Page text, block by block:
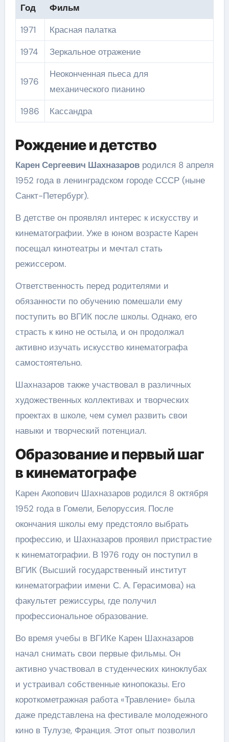
Год
Фильм
1971
Красная палатка
1974
Зеркальное отражение
1976
Неоконченная пьеса для
механического пианино
1986
Кассандра
Рождение и детство
Карен Сергеевич Шахназаровродился 8 апреля
1952 года в ленинградском городе СССР (ныне
Санкт-Петербург).
В детстве он проявлял интерес к искусству и
кинематографии. Уже в юном возрасте Карен
посещал кинотеатры и мечтал стать
режиссером.
Ответственность перед родителями и
обязанности по обучению помешали ему
поступить во ВГИК после школы. Однако, его
страсть к кино не остыла, и он продолжал
активно изучать искусство кинематографа
самостоятельно.
Шахназаров также участвовал в различных
художественных коллективах и творческих
проектах в школе, чем сумел развить свои
навыки и творческий потенциал.
Образование и первый шаг
в кинематографе
Карен Акопович Шахназаров родился 8 октября
1952 года в Гомели, Белоруссия. После
окончания школы ему предстояло выбрать
профессию, и Шахназаров проявил пристрастие
к кинематографии. В 1976 году он поступил в
ВГИК (Высший государственный институт
кинематографии имени С. А. Герасимова) на
факультет режиссуры, где получил
профессиональное образование.
Во время учебы в ВГИКе Карен Шахназаров
начал снимать свои первые фильмы. Он
активно участвовал в студенческих киноклубах
и устраивал собственные кинопоказы. Его
короткометражная работа «Травление» была
даже представлена на фестивале молодежного
кино в Тулузе, Франция. Этот опыт позволил